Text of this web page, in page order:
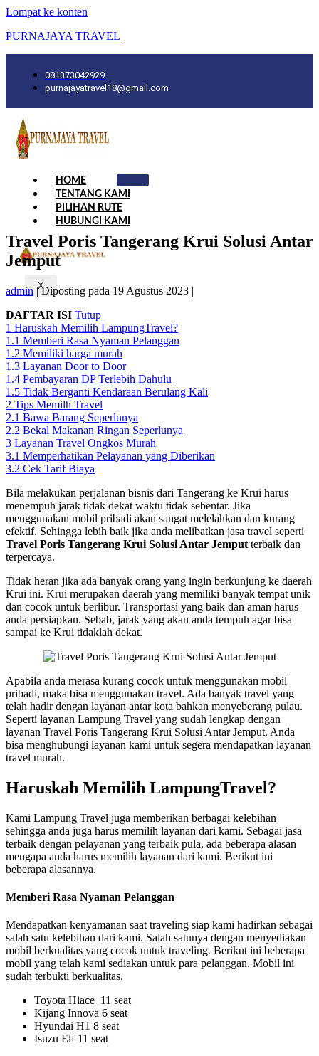
Lompat ke konten
PURNAJAYA TRAVEL
081373042929
purnajayatravel18@gmail.com
HOME
TENTANG KAMI
PILIHAN RUTE
HUBUNGI KAMI
X
Travel Poris Tangerang Krui Solusi Antar
Jemput
admin |Diposting pada 19 Agustus 2023 |
DAFTAR ISI Tutup
1 Haruskah Memilih LampungTravel?
1.1 Memberi Rasa Nyaman Pelanggan
1.2 Memiliki harga murah
1.3 Layanan Door to Door
1.4 Pembayaran DP Terlebih Dahulu
1.5 Tidak Berganti Kendaraan Berulang Kali
2 Tips Memilh Travel
2.1 Bawa Barang Seperlunya
2.2 Bekal Makanan Ringan Seperlunya
3 Layanan Travel Ongkos Murah
3.1 Memperhatikan Pelayanan yang Diberikan
3.2 Cek Tarif Biaya
Bila melakukan perjalanan bisnis dari Tangerang ke Krui harus
menempuh jarak tidak dekat waktu tidak sebentar. Jika
menggunakan mobil pribadi akan sangat melelahkan dan kurang
efektif. Sehingga lebih baik jika anda melibatkan jasa travel seperti
Travel Poris Tangerang Krui Solusi Antar Jemput terbaik dan
terpercaya.
Tidak heran jika ada banyak orang yang ingin berkunjung ke daerah
Krui ini. Krui merupakan daerah yang memiliki banyak tempat unik
dan cocok untuk berlibur. Transportasi yang baik dan aman harus
anda persiapkan. Sebab, jarak yang akan anda tempuh agar bisa
sampai ke Krui tidaklah dekat.
Apabila anda merasa kurang cocok untuk menggunakan mobil
pribadi, maka bisa menggunakan travel. Ada banyak travel yang
telah hadir dengan layanan antar kota bahkan menyeberang pulau.
Seperti layanan Lampung Travel yang sudah lengkap dengan
layanan Travel Poris Tangerang Krui Solusi Antar Jemput. Anda
bisa menghubungi layanan kami untuk segera mendapatkan layanan
travel murah.
Haruskah Memilih LampungTravel?
Kami Lampung Travel juga memberikan berbagai kelebihan
sehingga anda juga harus memilih layanan dari kami. Sebagai jasa
terbaik dengan pelayanan yang terbaik pula, ada beberapa alasan
mengapa anda harus memilih layanan dari kami. Berikut ini
beberapa alasannya.
Memberi Rasa Nyaman Pelanggan
Mendapatkan kenyamanan saat traveling siap kami hadirkan sebagai
salah satu kelebihan dari kami. Salah satunya dengan menyediakan
mobil berkualitas yang cocok untuk traveling. Berikut ini beberapa
mobil yang telah kami sediakan untuk para pelanggan. Mobil ini
sudah terbukti berkualitas.
Toyota Hiace 11 seat
Kijang Innova 6 seat
Hyundai H1 8 seat
Isuzu Elf 11 seat